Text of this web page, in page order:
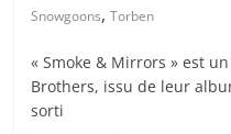
Snowgoons,Torben
« Smoke & Mirrors » est
Brothers, issu de leur
sorti